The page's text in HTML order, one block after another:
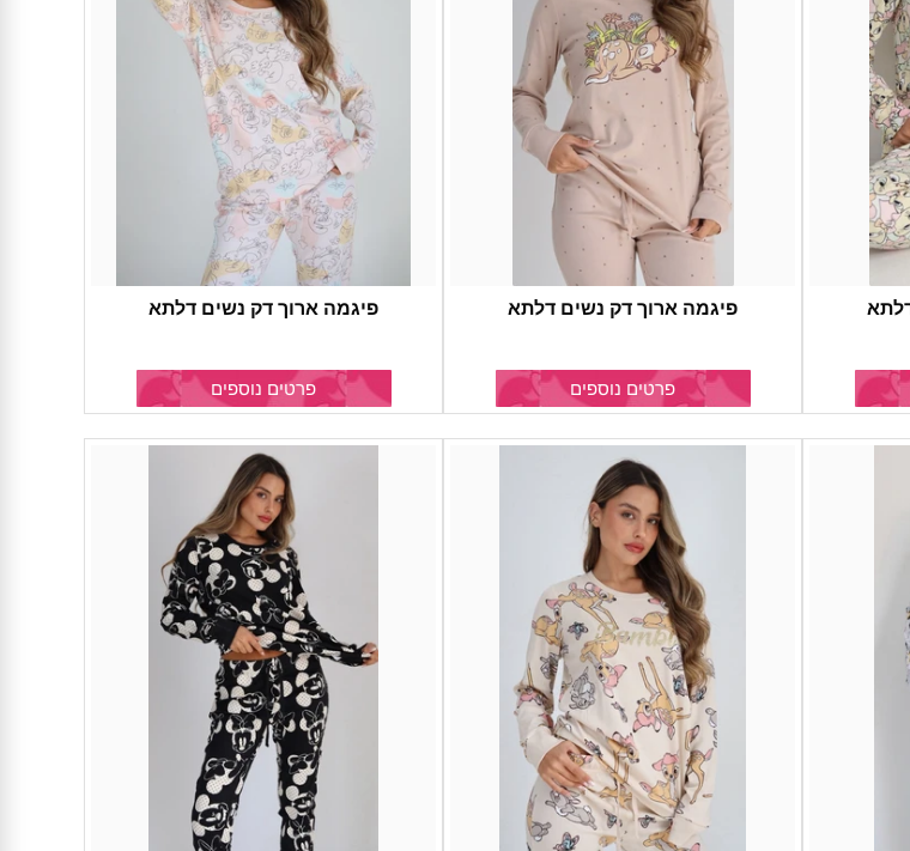
פיגמה ארוך דק נשים דלתא
פרטים נוספים
פיגמה ארוך דק נשים דלתא
פרטים נוספים